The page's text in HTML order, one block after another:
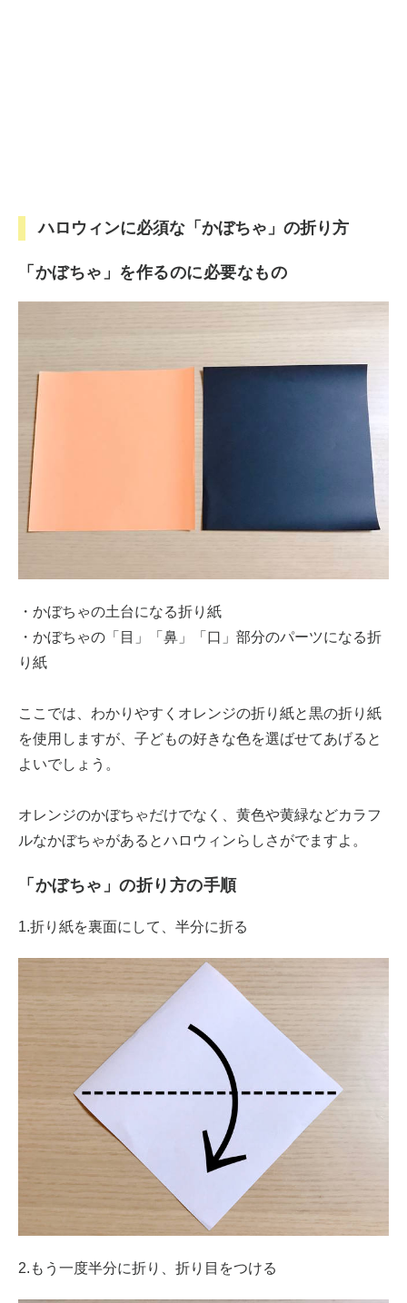
ハロウィンに必須な「かぼちゃ」の折り方
「かぼちゃ」を作るのに必要なもの
・かぼちゃの土台になる折り紙
・かぼちゃの「目」「鼻」「口」部分のパーツになる折
り紙
ここでは、わかりやすくオレンジの折り紙と黒の折り紙
を使用しますが、子どもの好きな色を選ばせてあげると
よいでしょう。
オレンジのかぼちゃだけでなく、黄色や黄緑などカラフ
ルなかぼちゃがあるとハロウィンらしさがでますよ。
「かぼちゃ」の折り方の手順
1.折り紙を裏面にして、半分に折る
2.もう一度半分に折り、折り目をつける